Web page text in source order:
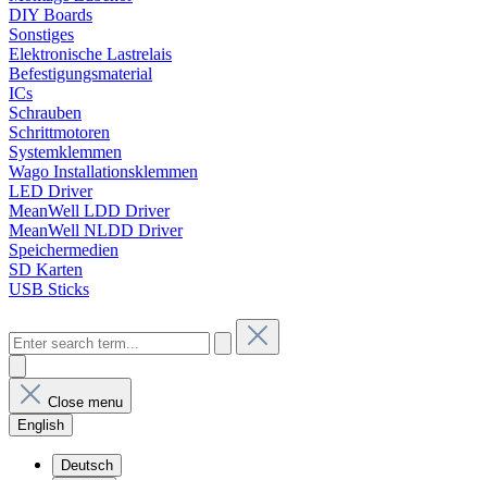
DIY Boards
Sonstiges
Elektronische Lastrelais
Befestigungsmaterial
ICs
Schrauben
Schrittmotoren
Systemklemmen
Wago Installationsklemmen
LED Driver
MeanWell LDD Driver
MeanWell NLDD Driver
Speichermedien
SD Karten
USB Sticks
Close menu
English
Deutsch